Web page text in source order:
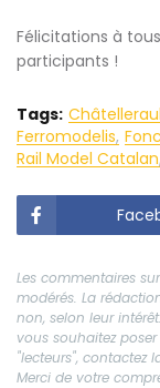
Félicitations à
participants !
Tags:
Ferromodelis
Rail Model Catalan
Les commentaires
modérés. La
non, selon leur
vous souhaitez
"lecteurs", contactez
Merci de votre